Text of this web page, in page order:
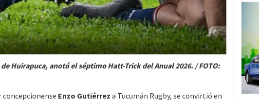
Huirapuca, anotó el séptimo Hatt-Trick del Anual 2026. / FOTO:
Enzo Gutiérrez a Tucumán Rugby, se convirtió en